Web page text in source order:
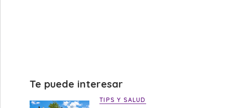
Te puede interesar
TIPS Y SALUD